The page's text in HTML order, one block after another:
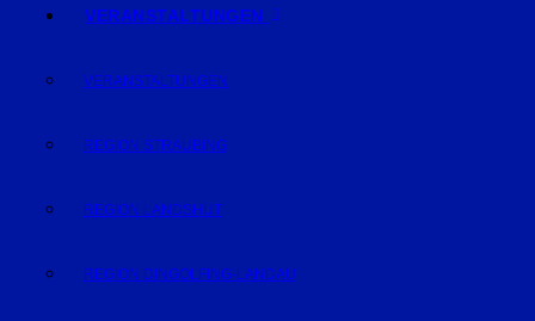
VERANSTALTUNGEN
VERANSTALTUNGEN
REGION STRAUBING
REGION LANDSHUT
REGION DINGOLFING-LANDAU